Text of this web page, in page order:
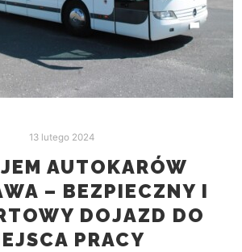
13 lutego 2024
AUTOKARÓW
– BEZPIECZNY I
DOJAZD DO
PRACY